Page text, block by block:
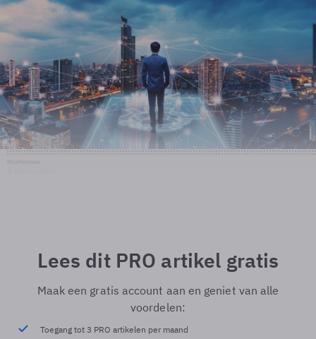
Lees dit PRO artikel gratis
Maak een gratis account aan en geniet van alle
voordelen:
Toegang tot 3 PRO artikelen per maand